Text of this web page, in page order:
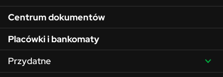
Centrum dokumentów
Placówki i bankomaty
Przydatne